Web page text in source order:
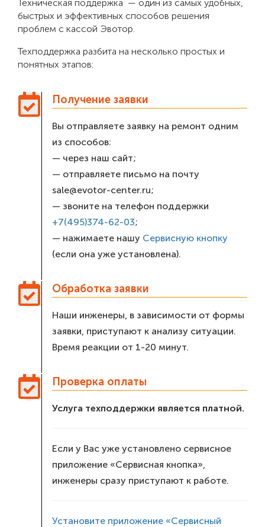
Техническая поддержка — один из самых удобных,
быстрых и эффективных способов решения
проблем с кассой Эвотор.
Техподдержка разбита на несколько простых и
понятных этапов:
Получение заявки
Вы отправляете заявку на ремонт одним
из способов:
— через наш сайт;
— отправляете письмо на почту
sale@evotor-center.ru;
— звоните на телефон поддержки
+7(495)374-62-03;
— нажимаете нашу Сервисную кнопку
(если она уже установлена).
Обработка заявки
Наши инженеры, в зависимости от формы
заявки, приступают к анализу ситуации.
Время реакции от 1-20 минут.
Проверка оплаты
Услуга техподдержки является платной.
Если у Вас уже установлено сервисное
приложение «Сервисная кнопка»,
инженеры сразу приступают к работе.
Установите приложение «Сервисный